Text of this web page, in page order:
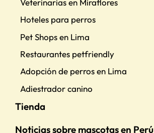
Veterinarias en Miraflores
Hoteles para perros
Pet Shops en Lima
Restaurantes petfriendly
Adopción de perros en Lima
Adiestrador canino
Tienda
Noticias sobre mascotas en Perú